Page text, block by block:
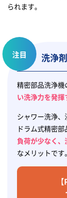
られます。
注目 洗浄
精密部品洗浄機
い洗浄力を発揮
シャワー洗浄
ドラム式精密
負荷が少なく
なメリットです。